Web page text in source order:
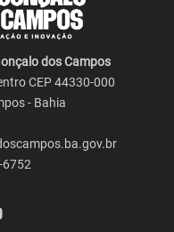
dos Campos
CEP 44330-000
- Bahia
6752